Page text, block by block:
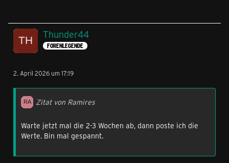
Thunder44
FORENLEGENDE
2. April 2026 um 17:19
Zitat von Ramires
Warte jetzt mal die 2-3 Wochen ab, dann poste ich die
Werte. Bin mal gespannt.